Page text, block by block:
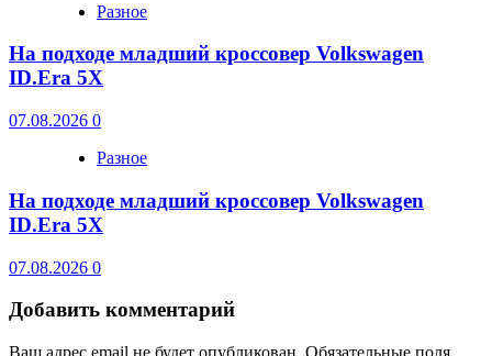
Разное
На подходе младший кроссовер Volkswagen
ID.Era 5X
07.08.2026 0
Разное
На подходе младший кроссовер Volkswagen
ID.Era 5X
07.08.2026 0
Добавить комментарий
Ваш адрес email не будет опубликован. Обязательные поля